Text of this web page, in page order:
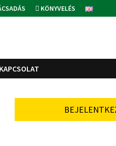
KÖNYVELÉS
KAPCSOLAT